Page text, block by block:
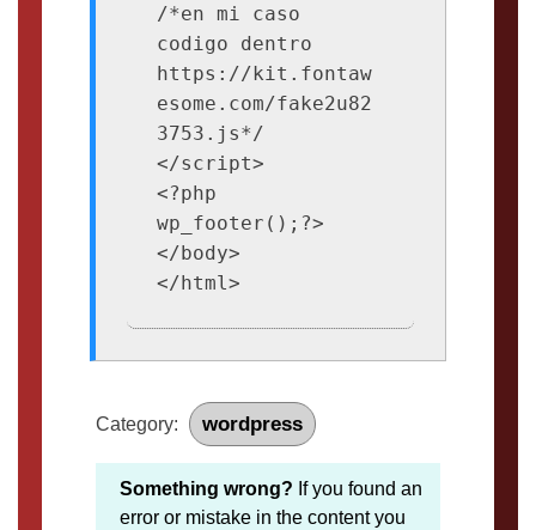
/*en mi caso
codigo dentro
https://kit.fontaw
esome.com/fake2u82
3753.js*/
</script>
<?php
wp_footer();?>
</body>
</html>
Category: wordpress
Something wrong? If you found an
error or mistake in the content you